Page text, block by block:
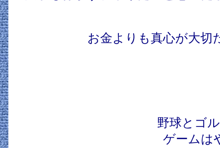
お金よりも真心が大切
野球とゴ
ゲームは